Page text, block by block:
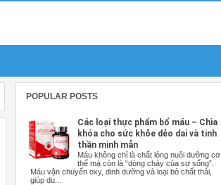
POPULAR POSTS
Các loại thực phẩm bổ máu – Chìa
khóa cho sức khỏe dẻo dai và tinh
thần minh mẫn
Máu không chỉ là chất lỏng nuôi dưỡng cơ
thể mà còn là “dòng chảy của sự sống”.
Máu vận chuyển oxy, dinh dưỡng và loại bỏ chất thải,
giúp du...